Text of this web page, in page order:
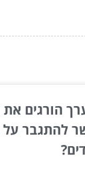
הורגים
להתגבר